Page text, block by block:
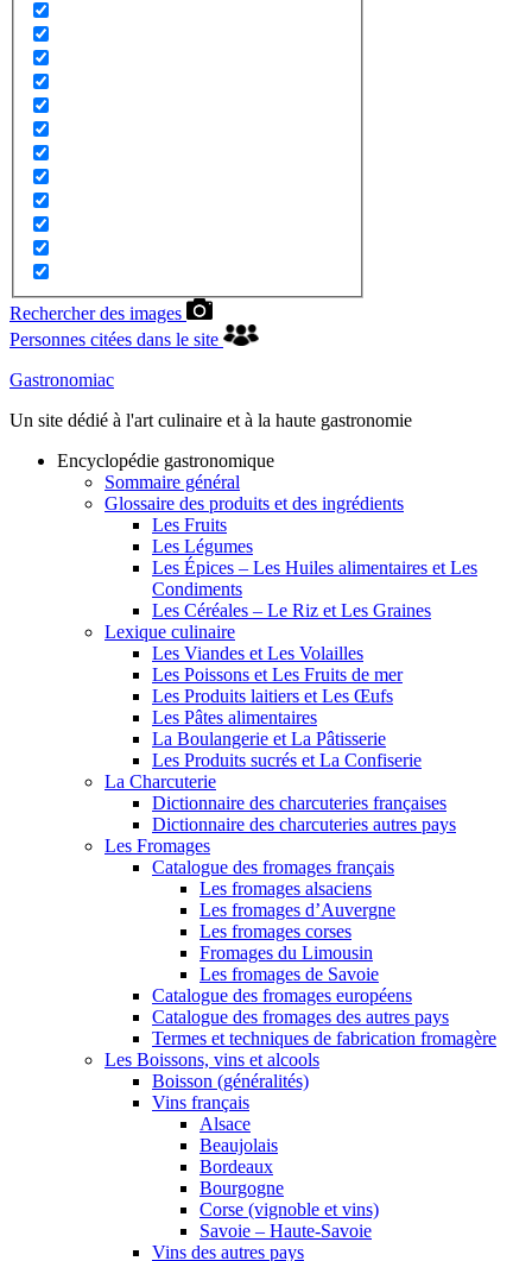
Rechercher des images
Personnes citées dans le site
Gastronomiac
Un site dédié à l'art culinaire et à la haute gastronomie
Encyclopédie gastronomique
Sommaire général
Glossaire des produits et des ingrédients
Les Fruits
Les Légumes
Les Épices – Les Huiles alimentaires et Les
Condiments
Les Céréales – Le Riz et Les Graines
Lexique culinaire
Les Viandes et Les Volailles
Les Poissons et Les Fruits de mer
Les Produits laitiers et Les Œufs
Les Pâtes alimentaires
La Boulangerie et La Pâtisserie
Les Produits sucrés et La Confiserie
La Charcuterie
Dictionnaire des charcuteries françaises
Dictionnaire des charcuteries autres pays
Les Fromages
Catalogue des fromages français
Les fromages alsaciens
Les fromages d’Auvergne
Les fromages corses
Fromages du Limousin
Les fromages de Savoie
Catalogue des fromages européens
Catalogue des fromages des autres pays
Termes et techniques de fabrication fromagère
Les Boissons, vins et alcools
Boisson (généralités)
Vins français
Alsace
Beaujolais
Bordeaux
Bourgogne
Corse (vignoble et vins)
Savoie – Haute-Savoie
Vins des autres pays